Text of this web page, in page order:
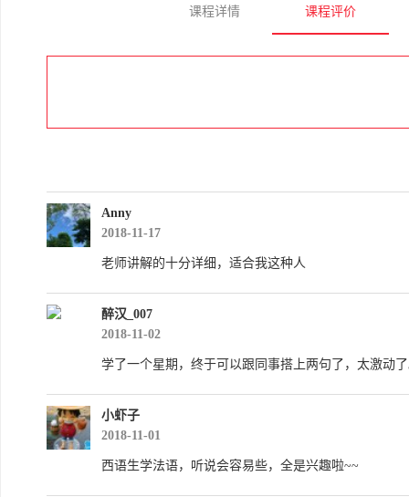
课程详情 课程评价
Anny
2018-11-17
老师讲解的十分详细，适合我这种人
醉汉_007
2018-11-02
学了一个星期，终于可以跟同事搭上两句了，太激动
小虾子
2018-11-01
西语生学法语，听说会容易些，全是兴趣啦~~